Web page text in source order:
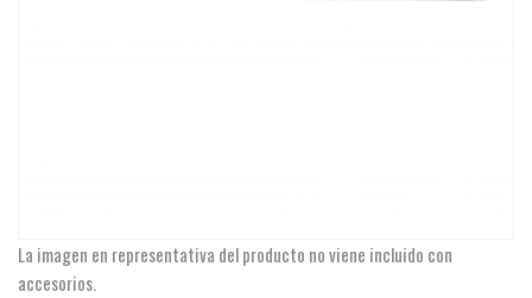
La imagen en representativa del producto no viene incluido con
accesorios.